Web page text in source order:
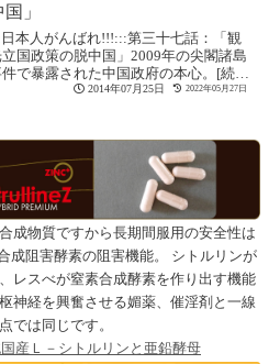
国」
本人がんばれ!!!:::第三十七話：「観
立国政策の脱中国」2009年の尖閣諸島
で暴露された中国政府の本心。[続き
2014年07月25日 2022年05月27日
成物質ですから長期間服用の安全性は
成阻害酵素の阻害機能。 シトルリンが
レスべが窒素合成酵素を作り出す機能
神経を興奮させる媚薬、催淫剤と一線
では同じです。
産Ｌ－シトルリンと亜鉛酵母